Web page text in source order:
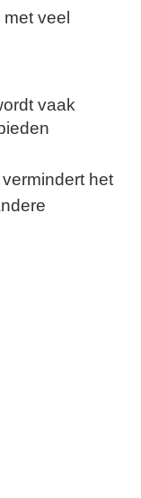
veel
vaak
het